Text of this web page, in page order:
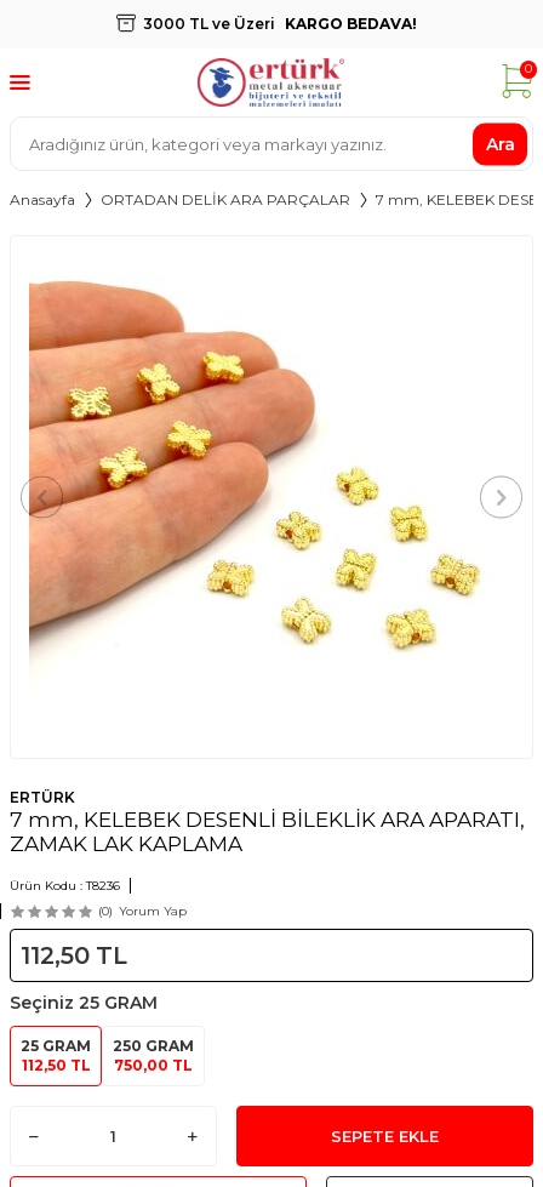
3000 TL ve Üzeri KARGO BEDAVA!
Ara
0
Anasayfa ORTADAN DELİK ARA PARÇALAR 7 mm, KELEBEK
ERTÜRK
7 mm, KELEBEK DESENLİ BİLEKLİK ARA APARATI,
ZAMAK LAK KAPLAMA
Ürün Kodu :T8236
(0) Yorum Yap
112,50 TL
Seçiniz 25 GRAM
25 GRAM
112,50 TL
250 GRAM
750,00 TL
SEPETE EKLE